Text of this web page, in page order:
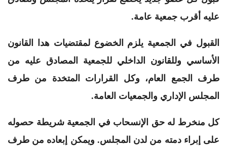
عليه أقرب جمعية عامة.
القبول في الجمعية يلزم الخضوع لمقتضيات هدا القانون
الأساسي وللقانون الداخلي للجمعية المصادق عليه من
طرف الجمع العام، وكل القرارات المتخدة من طرف
المجلس الإداري والجمعيات العامة.
كل منخرط له حق الإنسحاب في الجمعية شريطة حصوله
على إبراء دمته من لدن المجلس. ويمكن إبعاده من طرف